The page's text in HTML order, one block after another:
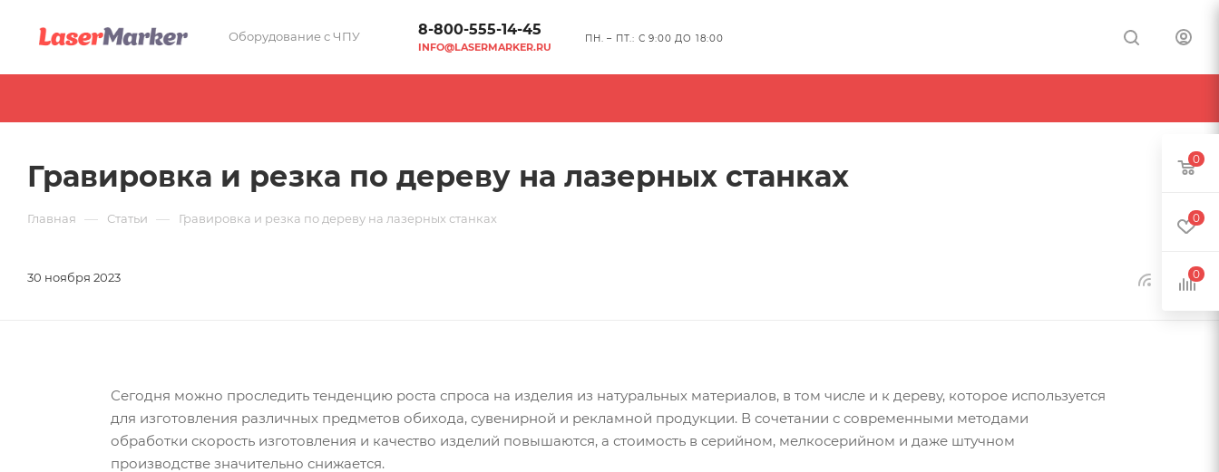
Оборудование с ЧПУ 8-800-555-14-45
INFO@LASERMARKER.RU
ПН. – ПТ.: С 9:00 ДО 18:00
Гравировка и резка по дереву на лазерных станках
Главная — Статьи — Гравировка и резка по дереву на лазерных станках
30 ноября 2023
Сегодня можно проследить тенденцию роста спроса на изделия из натуральных материалов, в том числе и к дереву, которое используется
для изготовления различных предметов обихода, сувенирной и рекламной продукции. В сочетании с современными методами
обработки скорость изготовления и качество изделий повышаются, а стоимость в серийном, мелкосерийном и даже штучном
производстве значительно снижается.
0
0
0